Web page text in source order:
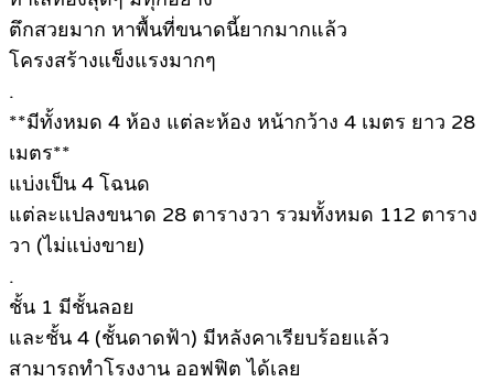
ตึกสวยมาก หาพื้นที่ขนาดนี้ยากมากแล้ว
โครงสร้างแข็งแรงมากๆ
.
**มีทั้งหมด 4 ห้อง แต่ละห้อง หน้ากว้าง 4 เมตร ยาว 28
เมตร**
แบ่งเป็น 4 โฉนด
แต่ละแปลงขนาด 28 ตารางวา รวมทั้งหมด 112 ตาราง
วา (ไม่แบ่งขาย)
.
ชั้น 1 มีชั้นลอย
และชั้น 4 (ชั้นดาดฟ้า) มีหลังคาเรียบร้อยแล้ว
สามารถทำโรงงาน ออฟฟิต ได้เลย